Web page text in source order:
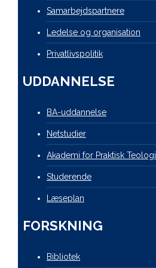
Samarbejdspartnere
Ledelse og organisation
Privatlivspolitik
UDDANNELSE
BA-uddannelse
Netstudier
Akademi for Praktisk Teologi
Studerende
Læseplan
FORSKNING
Bibliotek